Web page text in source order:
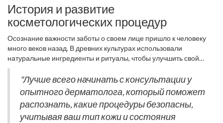
ограничиваются лишь кремами и массажами; это целый спектр
услуг, включающих пилинги, инъекции, лазерные технологии и
многое другое. Каждая из них обещает чудесные превращения,
и каждая имеет свои нюансы, которые необходимо учитывать
какому-либо методу, стоит исследовать его досконально. Не
забывайте, что кожа каждого человека уникальна, и нет
универсального решения, которое подойдет абсолютно всем.
Метод, который показал потрясающие результаты для кого-то,
может быть губительным для другого.
История и развитие
косметологических процедур
Осознание важности заботы о своем лице пришло к человеку
много веков назад. В древних культурах использовали
натуральные ингредиенты и ритуалы, чтобы улучшить свой
внешний вид. Сегодня современные технологии позволяют
значительно расширить потенциал ухода за кожей. Возраст
женщины или мужчины, желающего омолодить внешний вид,
уже не имеет такого значения, как раньше, во многом благодаря
этим техникам. Однако следует отметить, что
совершенствование технологий всё ещё не делает их
"Лучше всего начинать с консультации у
опытного дерматолога, который поможет
распознать, какие процедуры безопасны,
учитывая ваш тип кожи и состояния